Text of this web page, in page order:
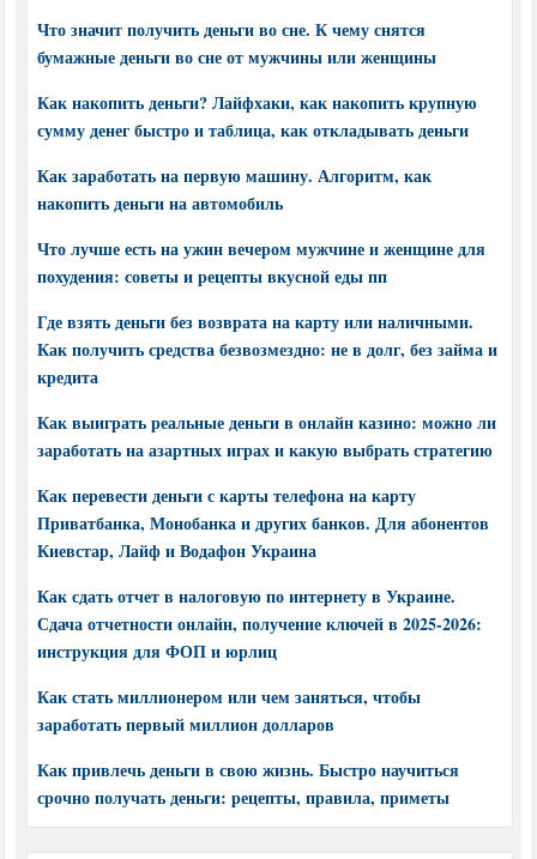
Что значит получить деньги во сне. К чему снятся
бумажные деньги во сне от мужчины или женщины
Как накопить деньги? Лайфхаки, как накопить крупную
сумму денег быстро и таблица, как откладывать деньги
Как заработать на первую машину. Алгоритм, как
накопить деньги на автомобиль
Что лучше есть на ужин вечером мужчине и женщине для
похудения: советы и рецепты вкусной еды пп
Где взять деньги без возврата на карту или наличными.
Как получить средства безвозмездно: не в долг, без займа и
кредита
Как выиграть реальные деньги в онлайн казино: можно ли
заработать на азартных играх и какую выбрать стратегию
Как перевести деньги с карты телефона на карту
Приватбанка, Монобанка и других банков. Для абонентов
Киевстар, Лайф и Водафон Украина
Как сдать отчет в налоговую по интернету в Украине.
Сдача отчетности онлайн, получение ключей в 2025-2026:
инструкция для ФОП и юрлиц
Как стать миллионером или чем заняться, чтобы
заработать первый миллион долларов
Как привлечь деньги в свою жизнь. Быстро научиться
срочно получать деньги: рецепты, правила, приметы